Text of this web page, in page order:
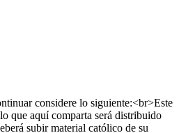
considere lo siguiente:<br>Este
que aquí comparta será distribuido
subir material católico de su